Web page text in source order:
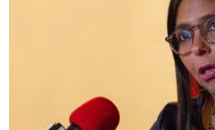
Ca phẫu thuật kéo dài hơn
gia của bốn bác sỹ phẫu
khối u lá lách nặng hơn 5kg